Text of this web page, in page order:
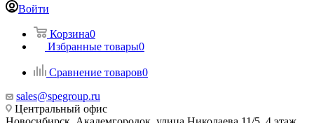
Войти
Корзина0
Избранные товары0
Сравнение товаров0
sales@spegroup.ru
Центральный офис